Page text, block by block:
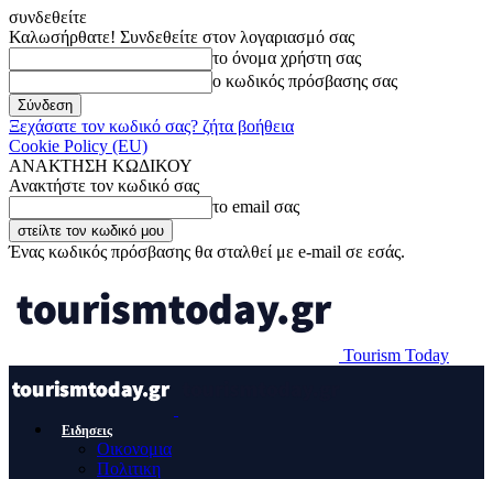
συνδεθείτε
Καλωσήρθατε! Συνδεθείτε στον λογαριασμό σας
το όνομα χρήστη σας
ο κωδικός πρόσβασης σας
Ξεχάσατε τον κωδικό σας? ζήτα βοήθεια
Cookie Policy (EU)
ΑΝΑΚΤΗΣΗ ΚΩΔΙΚΟΥ
Ανακτήστε τον κωδικό σας
το email σας
Ένας κωδικός πρόσβασης θα σταλθεί με e-mail σε εσάς.
Tourism Today
Ειδησεις
Οικονομια
Πολιτικη